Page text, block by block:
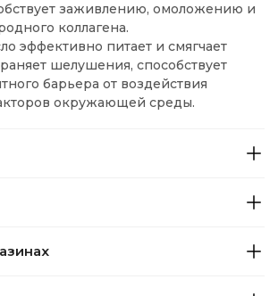
заживлению, омоложению и
коллагена.
эффективно питает и смягчает
шелушения, способствует
барьера от воздействия
окружающей среды.